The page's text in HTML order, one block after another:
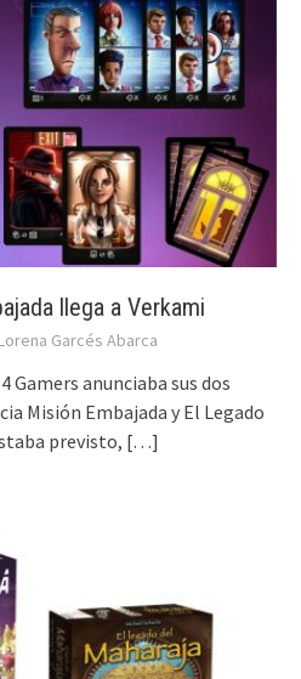
llega a Verkami
Lorena Garcés Abarca
Gamers anunciaba sus dos
Misión Embajada y El Legado
previsto, […]